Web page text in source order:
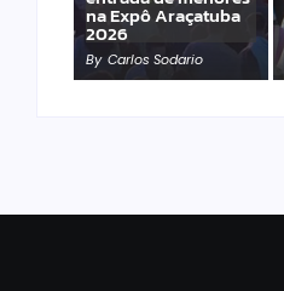
na Expô Araçatuba
2026
By Carlos Sodario